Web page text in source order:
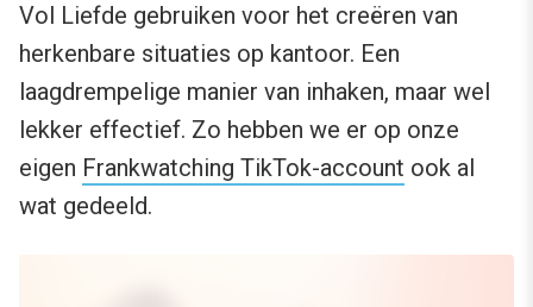
Vol Liefde gebruiken voor het creëren van
herkenbare situaties op kantoor. Een
laagdrempelige manier van inhaken, maar wel
lekker effectief. Zo hebben we er op onze
eigen Frankwatching TikTok-account ook al
wat gedeeld.